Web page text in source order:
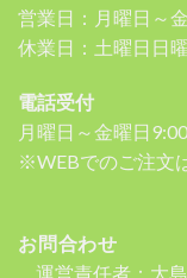
営業日：月曜日～
休業日：土曜日日
電話受付
月曜日～金曜日
※WEBでのご注文
お問合わせ
運営責任者：大